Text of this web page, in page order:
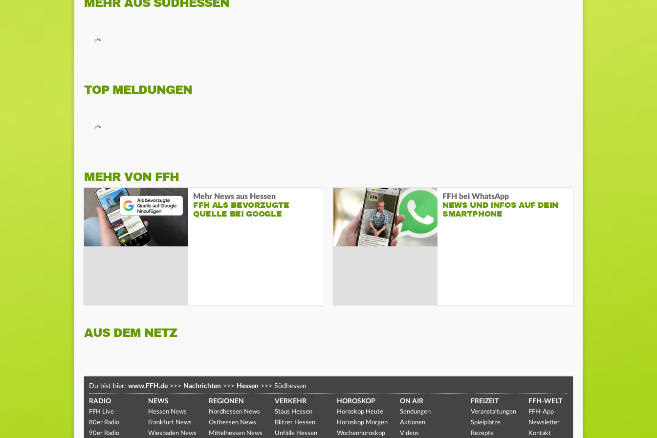
MEHR AUS SÜDHESSEN
TOP MELDUNGEN
MEHR VON FFH
Mehr News aus Hessen
FFH ALS BEVORZUGTE
QUELLE BEI GOOGLE
FFH bei WhatsApp
NEWS UND INFOS AUF DEIN
SMARTPHONE
AUS DEM NETZ
Du bist hier: www.FFH.de >>> Nachrichten >>> Hessen >>> Südhessen
RADIO
FFH Live
80er Radio
90er Radio
NEWS
Hessen News
Frankfurt News
Wiesbaden News
REGIONEN
Nordhessen News
Osthessen News
Mittelhessen News
VERKEHR
Staus Hessen
Blitzer Hessen
Unfälle Hessen
HOROSKOP
Horoskop Heute
Horoskop Morgen
Wochenhoroskop
ON AIR
Sendungen
Aktionen
Videos
FREIZEIT
Veranstaltungen
Spielplätze
Rezepte
FFH-WELT
FFH-App
Newsletter
Kontakt